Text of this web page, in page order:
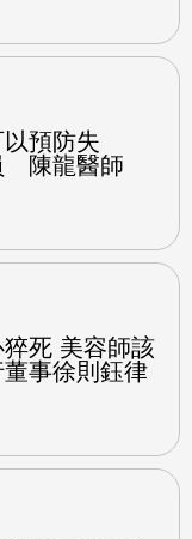
以預防失
陳龍醫師
猝死 美容師該
事徐則鈺律